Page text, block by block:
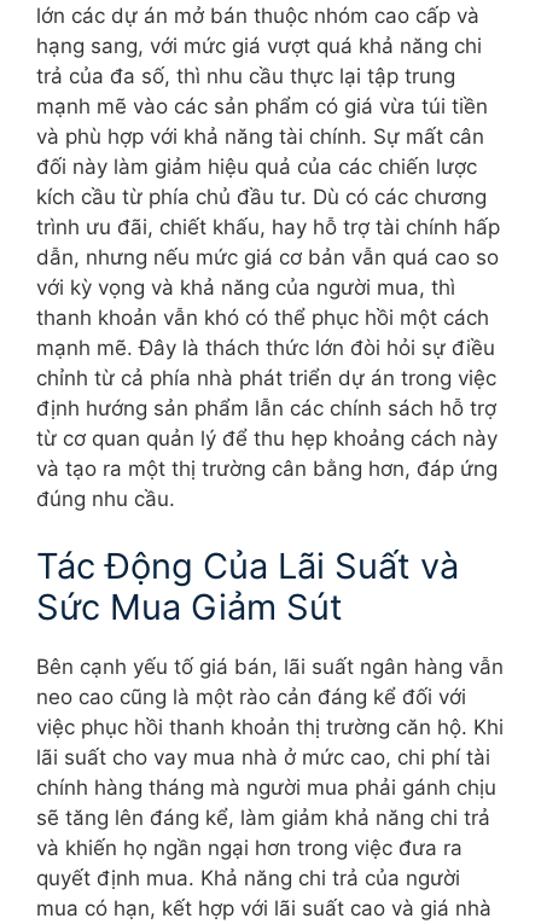
lớn các dự án mở bán thuộc nhóm cao cấp và
hạng sang, với mức giá vượt quá khả năng chi
trả của đa số, thì nhu cầu thực lại tập trung
mạnh mẽ vào các sản phẩm có giá vừa túi tiền
và phù hợp với khả năng tài chính. Sự mất cân
đối này làm giảm hiệu quả của các chiến lược
kích cầu từ phía chủ đầu tư. Dù có các chương
trình ưu đãi, chiết khấu, hay hỗ trợ tài chính hấp
dẫn, nhưng nếu mức giá cơ bản vẫn quá cao so
với kỳ vọng và khả năng của người mua, thì
thanh khoản vẫn khó có thể phục hồi một cách
mạnh mẽ. Đây là thách thức lớn đòi hỏi sự điều
chỉnh từ cả phía nhà phát triển dự án trong việc
định hướng sản phẩm lẫn các chính sách hỗ trợ
từ cơ quan quản lý để thu hẹp khoảng cách này
và tạo ra một thị trường cân bằng hơn, đáp ứng
đúng nhu cầu.
Tác Động Của Lãi Suất và
Sức Mua Giảm Sút
Bên cạnh yếu tố giá bán, lãi suất ngân hàng vẫn
neo cao cũng là một rào cản đáng kể đối với
việc phục hồi thanh khoản thị trường căn hộ. Khi
lãi suất cho vay mua nhà ở mức cao, chi phí tài
chính hàng tháng mà người mua phải gánh chịu
sẽ tăng lên đáng kể, làm giảm khả năng chi trả
và khiến họ ngần ngại hơn trong việc đưa ra
quyết định mua. Khả năng chi trả của người
mua có hạn, kết hợp với lãi suất cao và giá nhà